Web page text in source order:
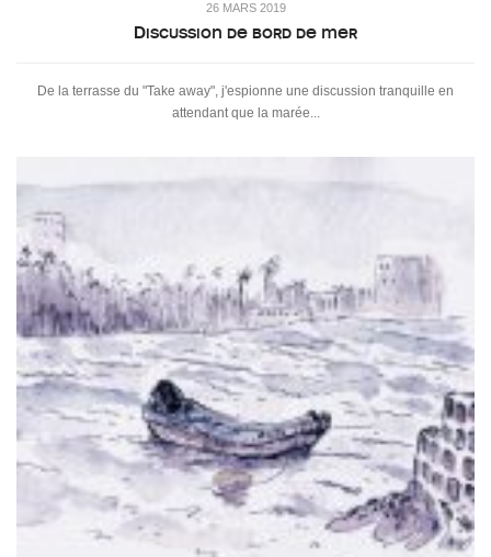
26 MARS 2019
Discussion de bord de mer
De la terrasse du "Take away", j'espionne une discussion tranquille en
attendant que la marée...